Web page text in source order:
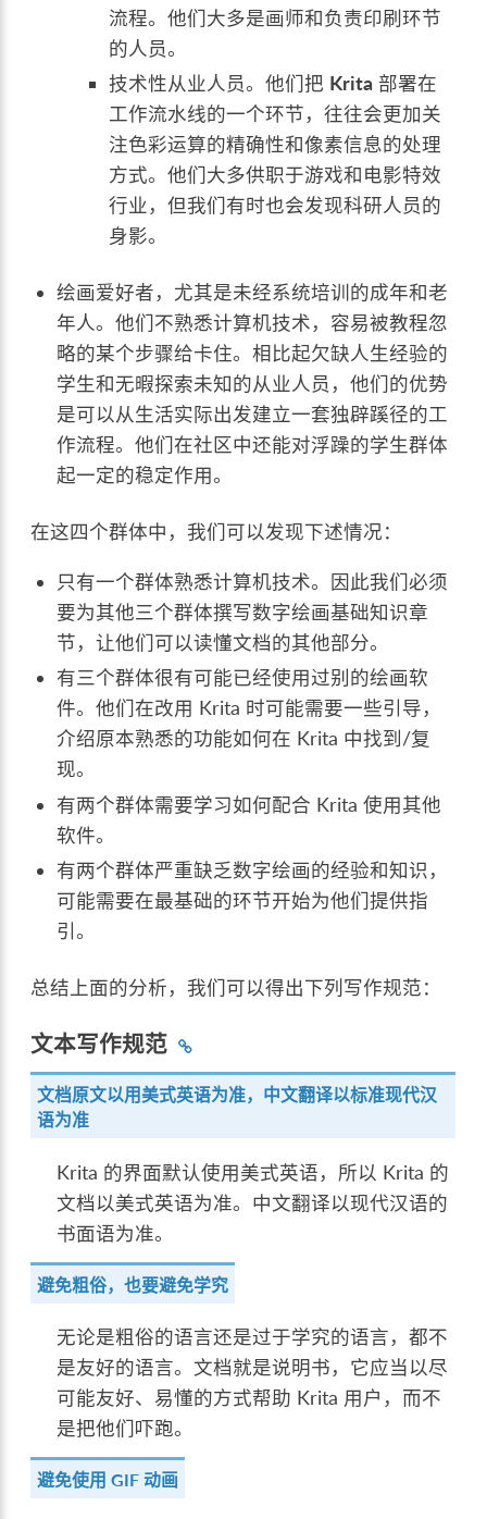
流程。他们大多是画师和负责印刷环节
的人员。
技术性从业人员。他们把 Krita 部署在
工作流水线的一个环节，往往会更加关
注色彩运算的精确性和像素信息的处理
方式。他们大多供职于游戏和电影特效
行业，但我们有时也会发现科研人员的
身影。
绘画爱好者，尤其是未经系统培训的成年和老
年人。他们不熟悉计算机技术，容易被教程忽
略的某个步骤给卡住。相比起欠缺人生经验的
学生和无暇探索未知的从业人员，他们的优势
是可以从生活实际出发建立一套独辟蹊径的工
作流程。他们在社区中还能对浮躁的学生群体
起一定的稳定作用。
在这四个群体中，我们可以发现下述情况：
只有一个群体熟悉计算机技术。因此我们必须
要为其他三个群体撰写数字绘画基础知识章
节，让他们可以读懂文档的其他部分。
有三个群体很有可能已经使用过别的绘画软
件。他们在改用 Krita 时可能需要一些引导，
介绍原本熟悉的功能如何在 Krita 中找到/复
现。
有两个群体需要学习如何配合 Krita 使用其他
软件。
有两个群体严重缺乏数字绘画的经验和知识，
可能需要在最基础的环节开始为他们提供指
引。
总结上面的分析，我们可以得出下列写作规范：
文本写作规范
文档原文以用美式英语为准，中文翻译以标准现代汉
语为准
Krita 的界面默认使用美式英语，所以 Krita 的
文档以美式英语为准。中文翻译以现代汉语的
书面语为准。
避免粗俗，也要避免学究
无论是粗俗的语言还是过于学究的语言，都不
是友好的语言。文档就是说明书，它应当以尽
可能友好、易懂的方式帮助 Krita 用户，而不
是把他们吓跑。
避免使用 GIF 动画